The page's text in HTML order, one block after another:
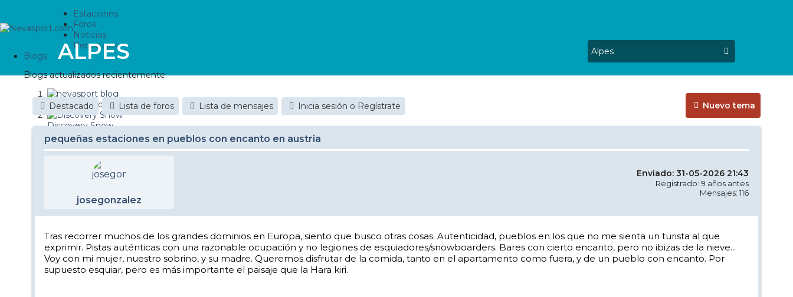
Estaciones
Foros
Noticias
Reportajes
Blogs
Blogs actualizados recientemente:
nevasport blog
Discovery Snow
Brasil
It's a powder da
Revista NIX
Metiendo Cantos
PUCAF - Blog
ALPES
Nuevo tema
Destacado Lista de foros Lista de mensajes Inicia sesión o Regístrate
pequeñas estaciones en pueblos con encanto en austria
josegonzalez
Enviado: 31-05-2026 21:43
Registrado: 9 años antes
Mensajes: 116
Tras recorrer muchos de los grandes dominios en Europa, siento que busco otras cosas. Autenticidad, pueblos en los que no me sienta un turista al que
exprimir. Pistas auténticas con una razonable ocupación y no legiones de esquiadores/snowboarders. Bares con cierto encanto, pero no ibizas de la nieve...
Voy con mi mujer, nuestro sobrino, y su madre. Queremos disfrutar de la comida, tanto en el apartamento como fuera, y de un pueblo con encanto. Por
supuesto esquiar, pero es más importante el paisaje que la Hara kiri.